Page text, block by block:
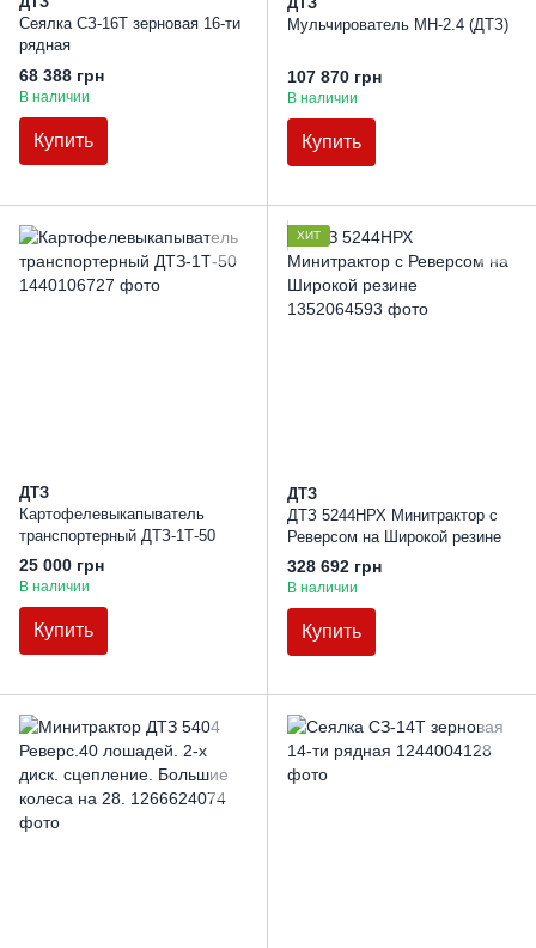
Сеялка СЗ-16Т зерновая 16-ти
рядная
68 388 грн
В наличии
Купить
Мульчирователь МН-2.4 (ДТЗ)
107 870 грн
В наличии
Купить
ДТЗ
Картофелевыкапыватель
транспортерный ДТЗ-1Т-50
25 000 грн
В наличии
Купить
ХИТ
ДТЗ
ДТЗ 5244НРХ Минитрактор с
Реверсом на Широкой резине
328 692 грн
В наличии
Купить